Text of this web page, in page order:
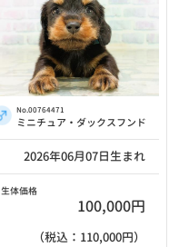
No.00764471
ミニチュア・ダックスフンド
2026年06月07日生まれ
生体価格
100,000円
（税込：110,000円）